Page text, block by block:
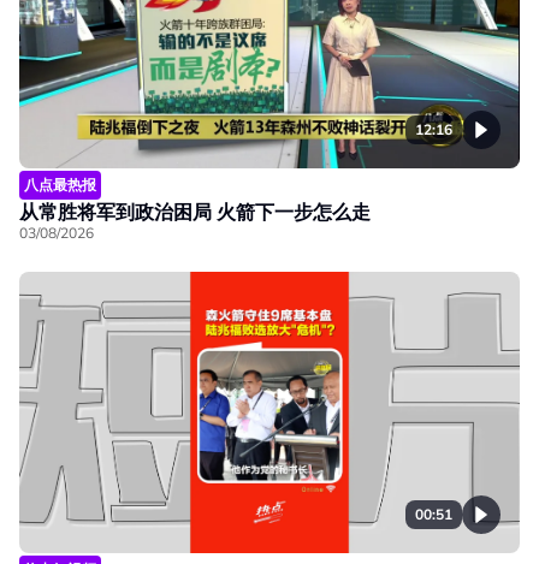
12:16
八点最热报
从常胜将军到政治困局 火箭下一步怎么走
03/08/2026
00:51